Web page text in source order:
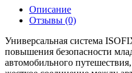
Описание
Отзывы (0)
Универсальная система
повышения безопасности
автомобильного